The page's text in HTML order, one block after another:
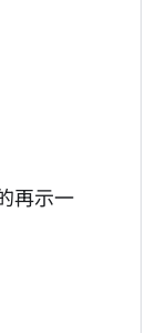
再示一